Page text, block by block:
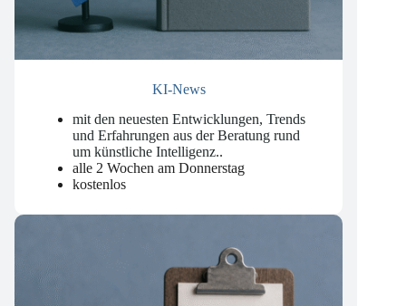
mit den neuesten Entwicklungen, Trends
und Erfahrungen aus der Beratung rund
um künstliche Intelligenz..
alle 2 Wochen am Donnerstag